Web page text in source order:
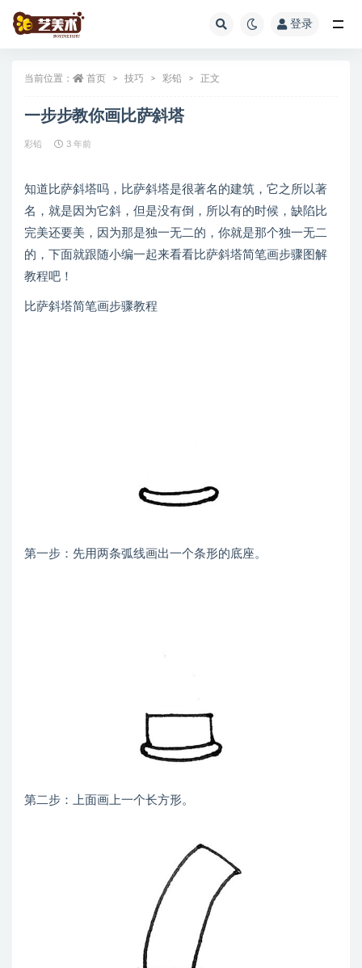
登录
当前位置： 首页 技巧 彩铅 正文
一步步教你画比萨斜塔
彩铅 3 年前
知道比萨斜塔吗，比萨斜塔是很著名的建筑，它之所以著
名，就是因为它斜，但是没有倒，所以有的时候，缺陷比
完美还要美，因为那是独一无二的，你就是那个独一无二
的，下面就跟随小编一起来看看比萨斜塔简笔画步骤图解
教程吧！
比萨斜塔简笔画步骤教程
第一步：先用两条弧线画出一个条形的底座。
第二步：上面画上一个长方形。